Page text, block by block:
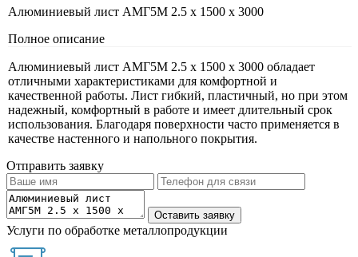
Алюминиевый лист АМГ5М 2.5 х 1500 х 3000
Полное описание
Алюминиевый лист АМГ5М 2.5 х 1500 х 3000 обладает
отличными характеристиками для комфортной и
качественной работы. Лист гибкий, пластичный, но при этом
надежный, комфортный в работе и имеет длительный срок
использования. Благодаря поверхности часто применяется в
качестве настенного и напольного покрытия.
Отправить заявку
Услуги по обработке металлопродукции